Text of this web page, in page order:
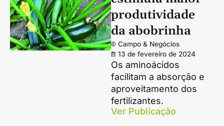
produtividade
da abobrinha
Campo & Negócios
13 de fevereiro de 2024
Os aminoácidos
facilitam a absorção e
aproveitamento dos
fertilizantes.
Ver Publicação